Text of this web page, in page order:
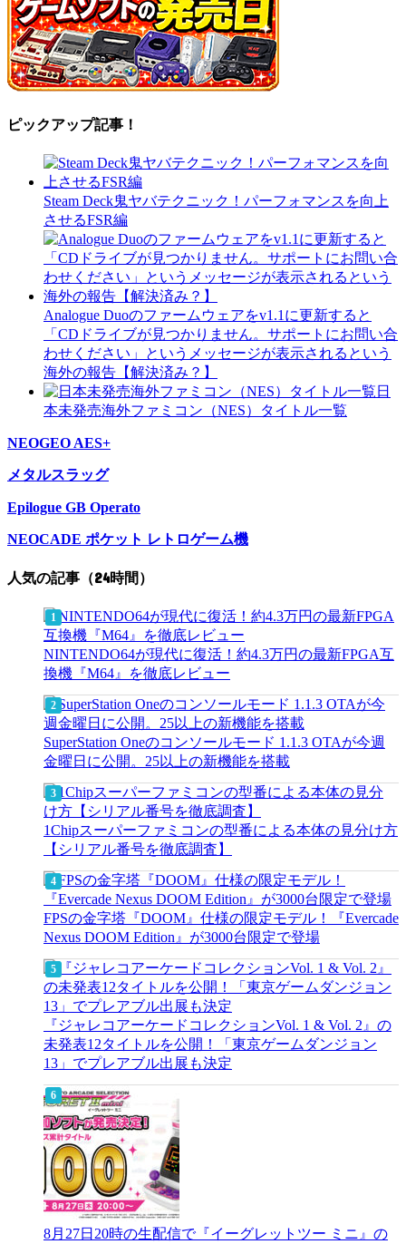
ピックアップ記事！
Steam Deck鬼ヤバテクニック！パーフォマンスを向上
させるFSR編
Analogue Duoのファームウェアをv1.1に更新すると
「CDドライブが見つかりません。サポートにお問い合
わせください」というメッセージが表示されるという
海外の報告【解決済み？】
日
本未発売海外ファミコン（NES）タイトル一覧
NEOGEO AES+
メタルスラッグ
Epilogue GB Operato
NEOCADE ポケット レトロゲーム機
人気の記事（24時間）
NINTENDO64が現代に復活！約4.3万円の最新FPGA互
換機『M64』を徹底レビュー
SuperStation Oneのコンソールモード 1.1.3 OTAが今週
金曜日に公開。25以上の新機能を搭載
1Chipスーパーファミコンの型番による本体の見分け方
【シリアル番号を徹底調査】
FPSの金字塔『DOOM』仕様の限定モデル！『Evercade
Nexus DOOM Edition』が3000台限定で登場
『ジャレコアーケードコレクションVol. 1 & Vol. 2』の
未発表12タイトルを公開！「東京ゲームダンジョン
13」でプレアブル出展も決定
8月27日20時の生配信で『イーグレットツー ミニ』の